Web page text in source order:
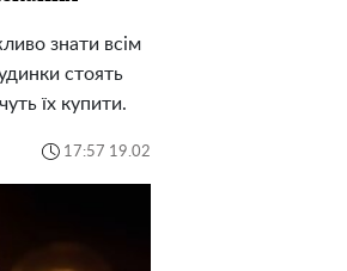
знати всім
стоять
їх купити.
17:57 19.02